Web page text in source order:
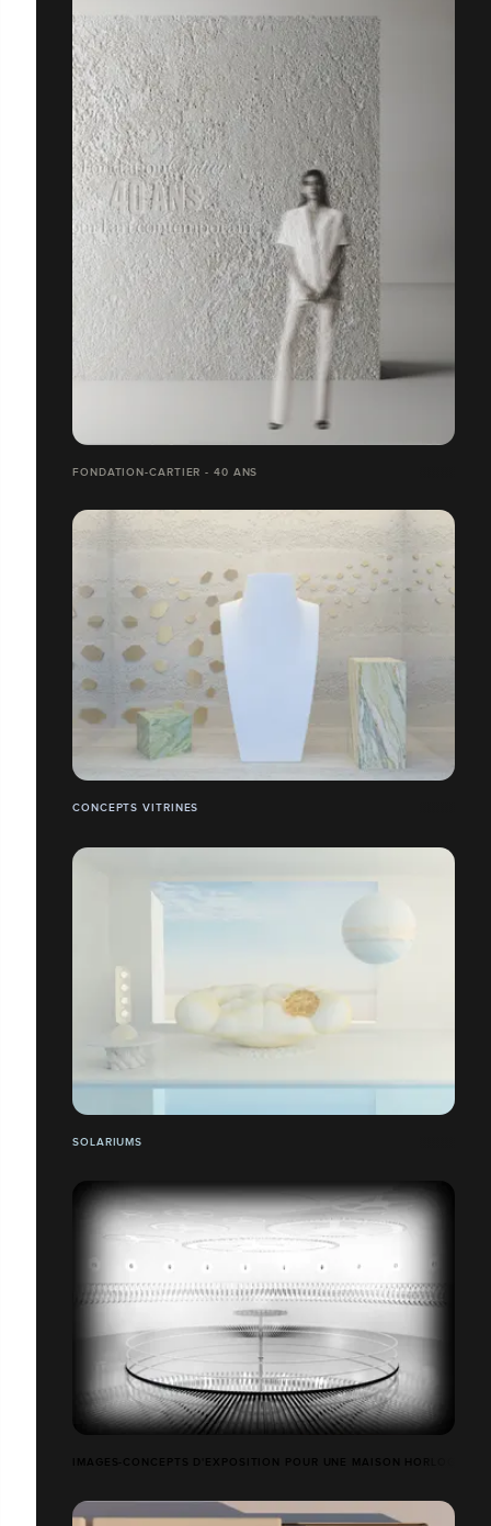
FONDATION-CARTIER - 40 ANS
CONCEPTS VITRINES
SOLARIUMS
IMAGES-CONCEPTS D'EXPOSITION POUR UNE MAISON HORLOGÈRE